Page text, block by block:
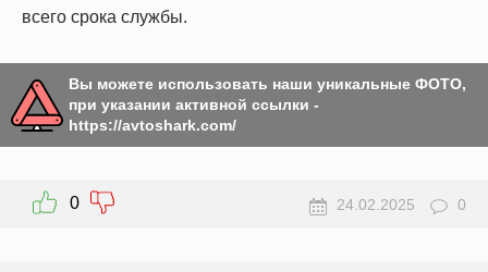
всего срока службы.
Вы можете использовать наши уникальные ФОТО,
при указании активной ссылки -
https://avtoshark.com/
0 24.02.2025 0